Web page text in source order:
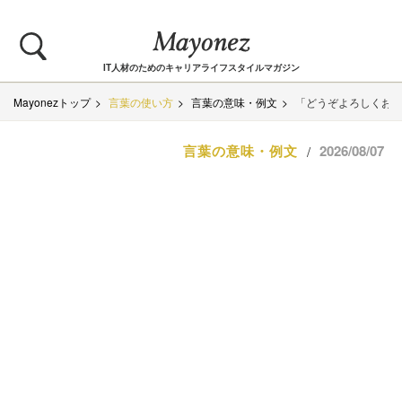
IT人材のためのキャリアライフスタイルマガジン
Mayonezトップ 言葉の使い方 言葉の意味・例文 「どうぞよろしくお
言葉の意味・例文 / 2026/08/07